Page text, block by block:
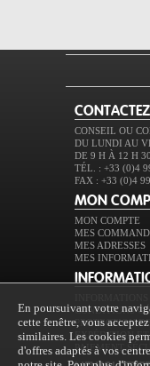
CONSEIL OU
DU LUNDI AU
DE 9 H À 12 H
TÉL. : +33 (0)4
FAX : +33 (0)4
MON
MON COMPTE
MES
MES ADRESSES
MES
CONDITIONS
PROTECTION
EXPÉDITION
PAIEMENT
En poursuivant votre
cette fenêtre, vous
similaires. Les cookies
d'offres adaptés à vos